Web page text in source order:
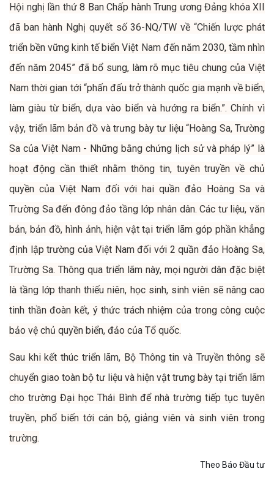
Hội nghị lần thứ 8 Ban Chấp hành Trung ương Đảng khóa XII
đã ban hành Nghị quyết số 36-NQ/TW về “Chiến lược phát
triển bền vững kinh tế biển Việt Nam đến năm 2030, tầm nhìn
đến năm 2045” đã bổ sung, làm rõ mục tiêu chung của Việt
Nam thời gian tới “phấn đấu trở thành quốc gia mạnh về biển,
làm giàu từ biển, dựa vào biển và hướng ra biển.”. Chính vì
vậy, triển lãm bản đồ và trưng bày tư liệu “Hoàng Sa, Trường
Sa của Việt Nam - Những bằng chứng lịch sử và pháp lý” là
hoạt động cần thiết nhằm thông tin, tuyên truyền về chủ
quyền của Việt Nam đối với hai quần đảo Hoàng Sa và
Trường Sa đến đông đảo tầng lớp nhân dân. Các tư liệu, văn
bản, bản đồ, hình ảnh, hiện vật tại triển lãm góp phần khẳng
định lập trường của Việt Nam đối với 2 quần đảo Hoàng Sa,
Trường Sa. Thông qua triển lãm này, mọi người dân đặc biệt
là tầng lớp thanh thiếu niên, học sinh, sinh viên sẽ nâng cao
tinh thần đoàn kết, ý thức trách nhiệm của trong công cuộc
bảo vệ chủ quyền biển, đảo của Tổ quốc.
Sau khi kết thúc triển lãm, Bộ Thông tin và Truyền thông sẽ
chuyển giao toàn bộ tư liệu và hiện vật trưng bày tại triển lãm
cho trường Đại học Thái Bình để nhà trường tiếp tục tuyên
truyền, phổ biến tới cán bộ, giảng viên và sinh viên trong
trường.
Theo Báo Đầu tư